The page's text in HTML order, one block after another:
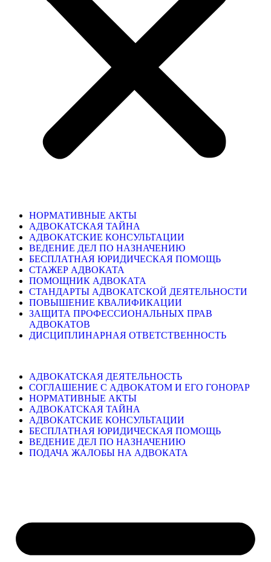
НОРМАТИВНЫЕ АКТЫ
АДВОКАТСКАЯ ТАЙНА
АДВОКАТСКИЕ КОНСУЛЬТАЦИИ
ВЕДЕНИЕ ДЕЛ ПО НАЗНАЧЕНИЮ
БЕСПЛАТНАЯ ЮРИДИЧЕСКАЯ ПОМОЩЬ
СТАЖЕР АДВОКАТА
ПОМОЩНИК АДВОКАТА
СТАНДАРТЫ АДВОКАТСКОЙ ДЕЯТЕЛЬНОСТИ
ПОВЫШЕНИЕ КВАЛИФИКАЦИИ
ЗАЩИТА ПРОФЕССИОНАЛЬНЫХ ПРАВ
АДВОКАТОВ
ДИСЦИПЛИНАРНАЯ ОТВЕТСТВЕННОСТЬ
АДВОКАТСКАЯ ДЕЯТЕЛЬНОСТЬ
СОГЛАШЕНИЕ С АДВОКАТОМ И ЕГО ГОНОРАР
НОРМАТИВНЫЕ АКТЫ
АДВОКАТСКАЯ ТАЙНА
АДВОКАТСКИЕ КОНСУЛЬТАЦИИ
БЕСПЛАТНАЯ ЮРИДИЧЕСКАЯ ПОМОЩЬ
ВЕДЕНИЕ ДЕЛ ПО НАЗНАЧЕНИЮ
ПОДАЧА ЖАЛОБЫ НА АДВОКАТА